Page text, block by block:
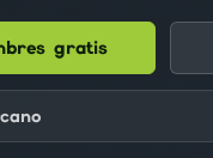
gratis